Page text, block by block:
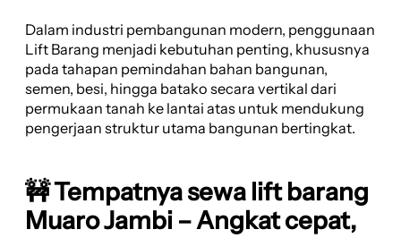
Dalam industri pembangunan modern, penggunaan
Lift Barang menjadi kebutuhan penting, khususnya
pada tahapan pemindahan bahan bangunan,
semen, besi, hingga batako secara vertikal dari
permukaan tanah ke lantai atas untuk mendukung
pengerjaan struktur utama bangunan bertingkat.
🚧 Tempatnya sewa lift barang
Muaro Jambi – Angkat cepat,